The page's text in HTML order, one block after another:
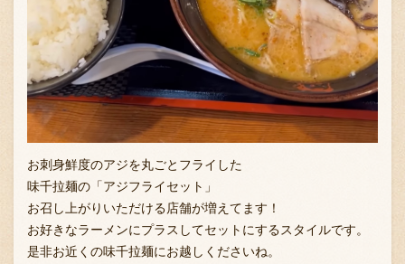
お刺身鮮度のアジを丸ごとフライした
味千拉麺の「アジフライセット」
お召し上がりいただける店舗が増えてます！
お好きなラーメンにプラスしてセットにするスタイルです。
是非お近くの味千拉麺にお越しくださいね。